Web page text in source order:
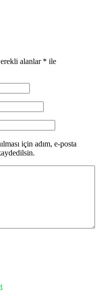
alanlar * ile
için adım, e-posta